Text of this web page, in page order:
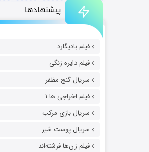
پیشنهادها
فیلم بادیگارد
فیلم دایره زنگی
سریال گنج مظفر
فیلم اخراجی ها ۱
سریال بازی مرکب
سریال پوست شیر
فیلم زن‌ها فرشته‌اند